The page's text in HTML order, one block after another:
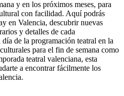
y en los próximos meses, para
con facilidad. Aquí podrás
en Valencia, descubrir nuevas
y detalles de cada
de la programación teatral en la
para el fin de semana como
teatral valenciana, esta
a encontrar fácilmente los